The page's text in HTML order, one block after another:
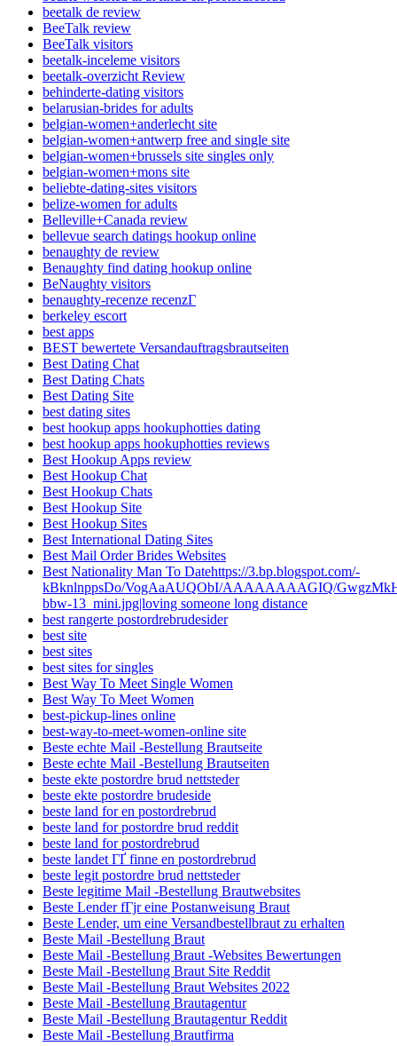
beetalk de review
BeeTalk review
BeeTalk visitors
beetalk-inceleme visitors
beetalk-overzicht Review
behinderte-dating visitors
belarusian-brides for adults
belgian-women+anderlecht site
belgian-women+antwerp free and single site
belgian-women+brussels site singles only
belgian-women+mons site
beliebte-dating-sites visitors
belize-women for adults
Belleville+Canada review
bellevue search datings hookup online
benaughty de review
Benaughty find dating hookup online
BeNaughty visitors
benaughty-recenze recenzГ­
berkeley escort
best apps
BEST bewertete Versandauftragsbrautseiten
Best Dating Chat
Best Dating Chats
Best Dating Site
best dating sites
best hookup apps hookuphotties dating
best hookup apps hookuphotties reviews
Best Hookup Apps review
Best Hookup Chat
Best Hookup Chats
Best Hookup Site
Best Hookup Sites
Best International Dating Sites
Best Mail Order Brides Websites
Best Nationality Man To Datehttps://3.bp.blogspot.com/-
kBknlnppsDo/VogAaAUQObI/AAAAAAAAGIQ/
bbw-13_mini.jpg|loving someone long distance
best rangerte postordrebrudesider
best site
best sites
best sites for singles
Best Way To Meet Single Women
Best Way To Meet Women
best-pickup-lines online
best-way-to-meet-women-online site
Beste echte Mail -Bestellung Brautseite
Beste echte Mail -Bestellung Brautseiten
beste ekte postordre brud nettsteder
beste ekte postordre brudeside
beste land for en postordrebrud
beste land for postordre brud reddit
beste land for postordrebrud
beste landet ГҐ finne en postordrebrud
beste legit postordre brud nettsteder
Beste legitime Mail -Bestellung Brautwebsites
Beste Lender fГјr eine Postanweisung Braut
Beste Lender, um eine Versandbestellbraut zu erhalten
Beste Mail -Bestellung Braut
Beste Mail -Bestellung Braut -Websites Bewertungen
Beste Mail -Bestellung Braut Site Reddit
Beste Mail -Bestellung Braut Websites 2022
Beste Mail -Bestellung Brautagentur
Beste Mail -Bestellung Brautagentur Reddit
Beste Mail -Bestellung Brautfirma